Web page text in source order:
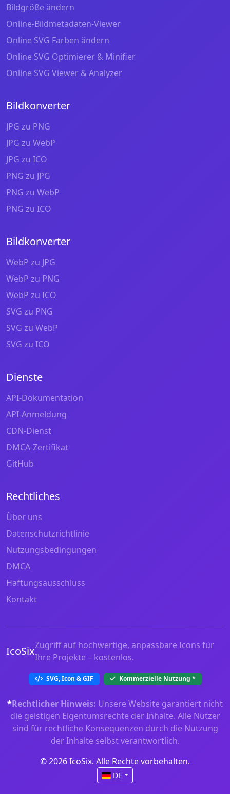
Bildgröße ändern
Online-Bildmetadaten-Viewer
Online SVG Farben ändern
Online SVG Optimierer & Minifier
Online SVG Viewer & Analyzer
Bildkonverter
JPG zu PNG
JPG zu WebP
JPG zu ICO
PNG zu JPG
PNG zu WebP
PNG zu ICO
Bildkonverter
WebP zu JPG
WebP zu PNG
WebP zu ICO
SVG zu PNG
SVG zu WebP
SVG zu ICO
Dienste
API-Dokumentation
API-Anmeldung
CDN-Dienst
DMCA-Zertifikat
GitHub
Rechtliches
Über uns
Datenschutzrichtlinie
Nutzungsbedingungen
DMCA
Haftungsausschluss
Kontakt
IcoSixZugriff auf hochwertige, anpassbare Icons für
Ihre Projekte – kostenlos.
SVG, Icon & GIF Kommerzielle Nutzung *
*Rechtlicher Hinweis: Unsere Website garantiert nicht
die geistigen Eigentumsrechte der Inhalte. Alle Nutzer
sind für rechtliche Konsequenzen durch die Nutzung
der Inhalte selbst verantwortlich.
© 2026 IcoSix. Alle Rechte vorbehalten.
DE